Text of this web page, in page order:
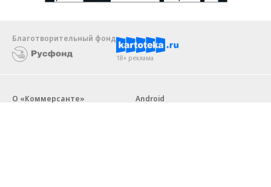
Благотворительный фонд
18+ реклама
О «Коммерсанте»
Android